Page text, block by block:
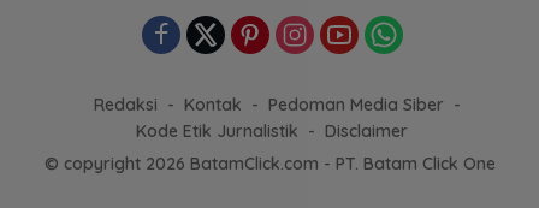
Redaksi Kontak
Pedoman Media Siber
Kode Etik Jurnalistik
Disclaimer
© copyright 2026 BatamClick.com - PT. Batam Click One